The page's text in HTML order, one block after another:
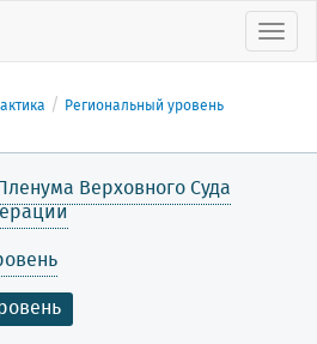
Региональный уровень
Верховного Суда